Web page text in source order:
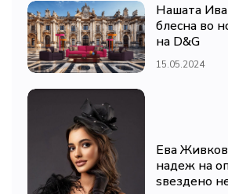
Нашата
блесна во
на D&G
15.05.2024
Ева
надеж на
ѕвездено